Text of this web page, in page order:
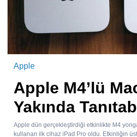
Apple
Apple M4’lü
Yakında
Apple dün gerçekleştirdiği etkinlikte M4
kullanan ilk cihaz iPad Pro oldu. Etkinliğin